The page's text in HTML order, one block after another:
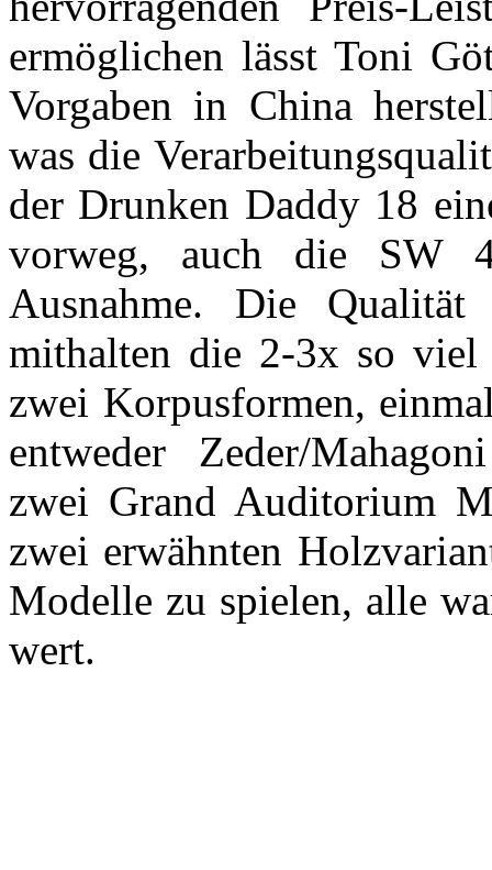
ermöglichen lässt Toni
Vorgaben in China
was die
der Drunken Daddy 18
vorweg, auch die SW
Ausnahme. Die
mithalten die 2-3x so viel
zwei Korpusformen,
entweder Zeder/
zwei Grand Auditorium
zwei erwähnten
Modelle zu spielen, alle
wert.